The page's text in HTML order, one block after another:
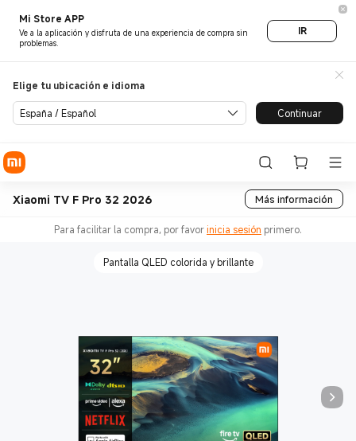
Mi Store APP
Ve a la aplicación y disfruta de una experiencia de compra sin
problemas.
IR
Elige tu ubicación e idioma
España / Español Continuar
Xiaomi TV F Pro 32 2026 Más información
Para facilitar la compra, por favorinicia sesión primero.
Pantalla QLED colorida y brillante